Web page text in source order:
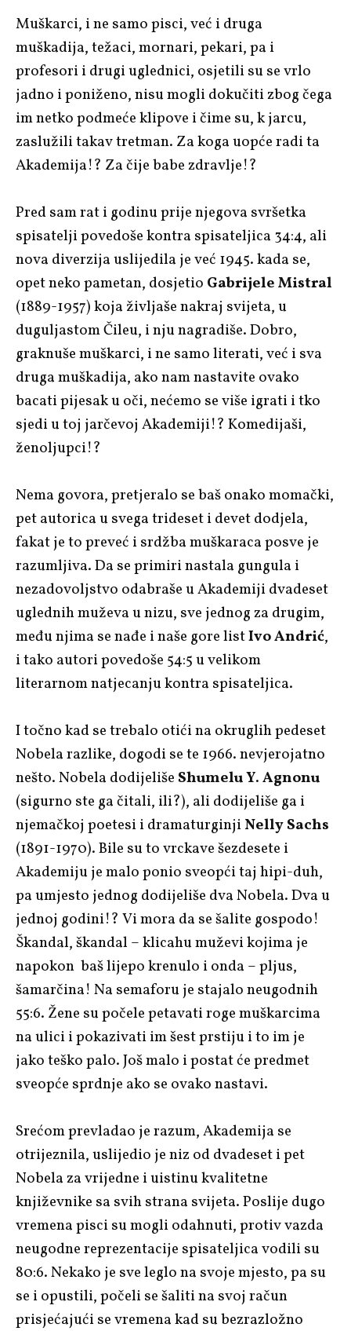
Muškarci, i ne samo pisci, već i druga
muškadija, težaci, mornari, pekari, pa i
profesori i drugi uglednici, osjetili su se vrlo
jadno i poniženo, nisu mogli dokučiti zbog čega
im netko podmeće klipove i čime su, k jarcu,
zaslužili takav tretman. Za koga uopće radi ta
Akademija!? Za čije babe zdravlje!?
Pred sam rat i godinu prije njegova svršetka
spisatelji povedoše kontra spisateljica 34:4, ali
nova diverzija uslijedila je već 1945. kada se,
opet neko pametan, dosjetio Gabrijele Mistral
(1889-1957) koja življaše nakraj svijeta, u
duguljastom Čileu, i nju nagradiše. Dobro,
graknuše muškarci, i ne samo literati, već i sva
druga muškadija, ako nam nastavite ovako
bacati pijesak u oči, nećemo se više igrati i tko
sjedi u toj jarčevoj Akademiji!? Komedijaši,
ženoljupci!?
Nema govora, pretjeralo se baš onako momački,
pet autorica u svega trideset i devet dodjela,
fakat je to preveć i srdžba muškaraca posve je
razumljiva. Da se primiri nastala gungula i
nezadovoljstvo odabraše u Akademiji dvadeset
uglednih muževa u nizu, sve jednog za drugim,
među njima se nađe i naše gore listIvo Andrić,
i tako autori povedoše 54:5 u velikom
literarnom natjecanju kontra spisateljica.
I točno kad se trebalo otići na okruglih pedeset
Nobela razlike, dogodi se te 1966. nevjerojatno
nešto. Nobela dodijelišeShumelu Y. Agnonu
(sigurno ste ga čitali, ili?), ali dodijeliše ga i
njemačkoj poetesi i dramaturginjiNelly Sachs
(1891-1970). Bile su to vrckave šezdesete i
Akademiju je malo ponio sveopći taj hipi-duh,
pa umjesto jednog dodijeliše dva Nobela. Dva u
jednoj godini!? Vi mora da se šalite gospodo!
Škandal, škandal – klicahu muževi kojima je
napokon baš lijepo krenulo i onda – pljus,
šamarčina! Na semaforu je stajalo neugodnih
55:6. Žene su počele petavati roge muškarcima
na ulici i pokazivati im šest prstiju i to im je
jako teško palo. Još malo i postat će predmet
sveopće sprdnje ako se ovako nastavi.
Srećom prevladao je razum, Akademija se
otrijeznila, uslijedio je niz od dvadeset i pet
Nobela za vrijedne i uistinu kvalitetne
književnike sa svih strana svijeta. Poslije dugo
vremena pisci su mogli odahnuti, protiv vazda
neugodne reprezentacije spisateljica vodili su
80:6. Nekako je sve leglo na svoje mjesto, pa su
se i opustili, počeli se šaliti na svoj račun
prisjećajući se vremena kad su bezrazložno